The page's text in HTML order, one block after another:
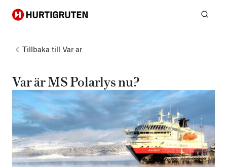
Hurtigruten
Tillbaka till Var ar
Var är MS Polarlys nu?